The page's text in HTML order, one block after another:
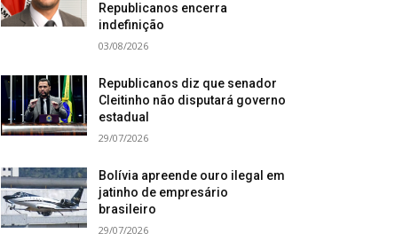
Republicanos encerra
indefinição
03/08/2026
Republicanos diz que senador
Cleitinho não disputará governo
estadual
29/07/2026
Bolívia apreende ouro ilegal em
jatinho de empresário
brasileiro
29/07/2026